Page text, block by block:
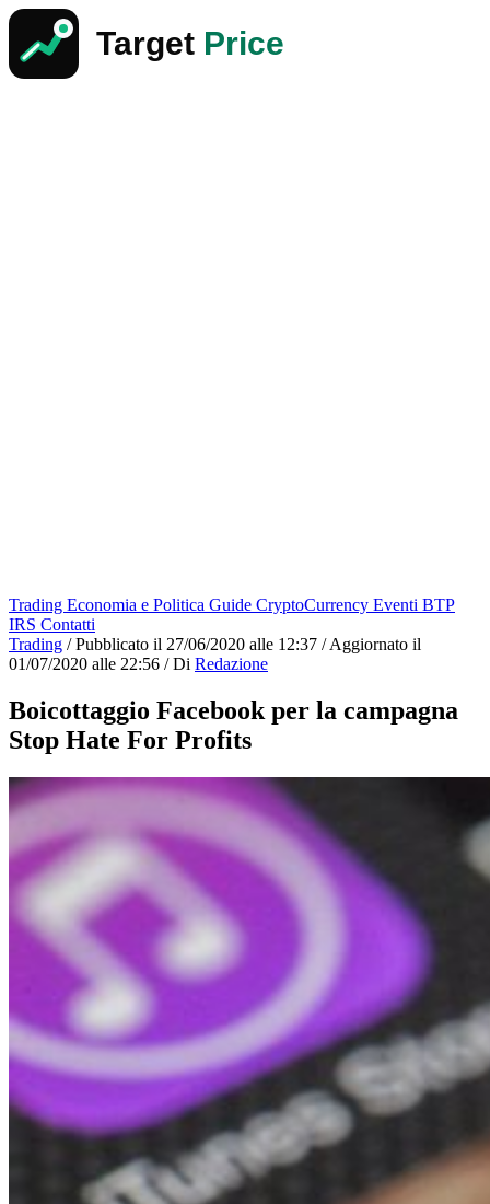
Trading Economia e Politica Guide CryptoCurrency Eventi BTP
IRS Contatti
Trading / Pubblicato il 27/06/2020 alle 12:37 / Aggiornato il
01/07/2020 alle 22:56 / Di Redazione
Boicottaggio Facebook per la campagna
Stop Hate For Profits